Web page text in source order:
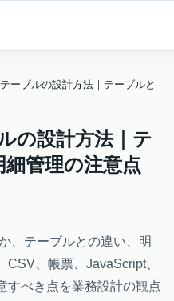
ーブルの設計方法｜テーブルと
の設計方法｜テ
管理の注意点
、テーブルとの違い、明
、帳票、JavaScript、
すべき点を業務設計の観点